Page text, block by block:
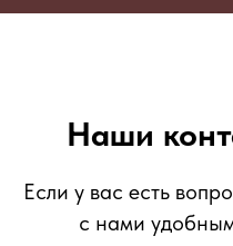
Наши
Если у вас есть
с нами